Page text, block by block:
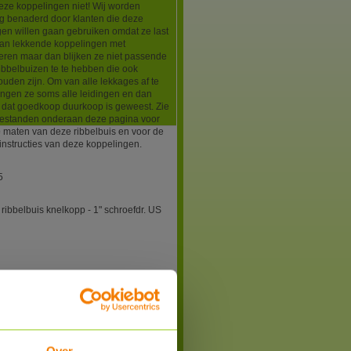
koppelingen niet! Wij worden
benaderd door klanten die deze
willen gaan gebruiken omdat ze last
lekkende koppelingen met
maar dan blijken ze niet passende
te te hebben die ook
zijn. Om van alle lekkages af te
ze soms alle leidingen en dan
dat goedkoop duurkoop is geweest. Zie
onderaan deze pagina voor
maten van deze ribbelbuis en voor de
van deze koppelingen.
ribbelbuis knelkopp - 1" schroefdr. US